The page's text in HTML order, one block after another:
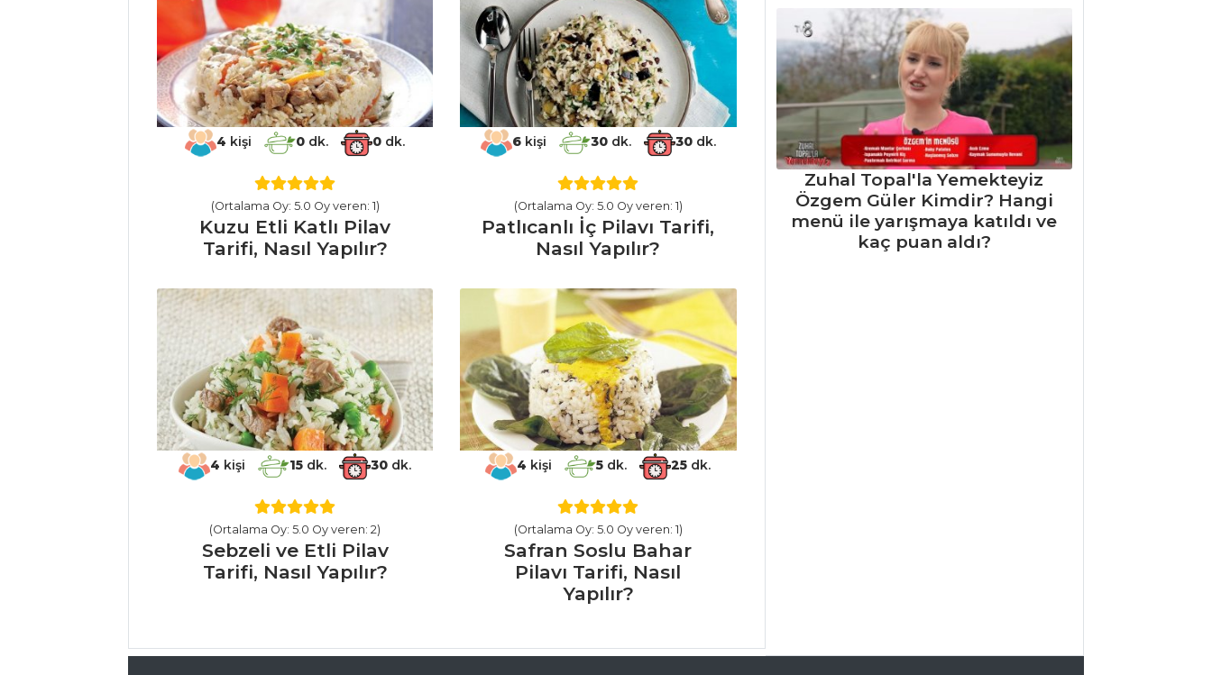
Çorbası Tarifi, Nasıl
4 kişi 0 dk. 0 dk.
(Ortalama Oy: 5.0 Oy veren: 1)
Kuzu Etli Katlı Pilav
Tarifi, Nasıl Yapılır?
6kişi 30dk. 30dk.
(Ortalama Oy: 5.0 Oy veren: 1)
Patlıcanlı İç Pilavı Tarifi,
Nasıl Yapılır?
4 kişi 15 dk. 30 dk.
(Ortalama Oy: 5.0 Oy veren: 2)
Sebzeli ve Etli Pilav
Tarifi, Nasıl Yapılır?
4 kişi 5 dk. 25 dk.
(Ortalama Oy: 5.0 Oy veren: 1)
Safran Soslu Bahar
Pilavı Tarifi, Nasıl
Yapılır?
Zuhal Topal'la Yemekteyiz
Özgem Güler Kimdir? Hangi
menü ile yarışmaya katıldı ve
kaç puan aldı?